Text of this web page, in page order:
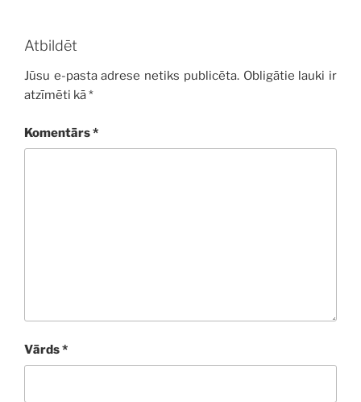
Atbildēt
Jūsu e-pasta adrese netiks publicēta. Obligātie lauki ir
atzīmēti kā*
Komentārs*
Vārds*